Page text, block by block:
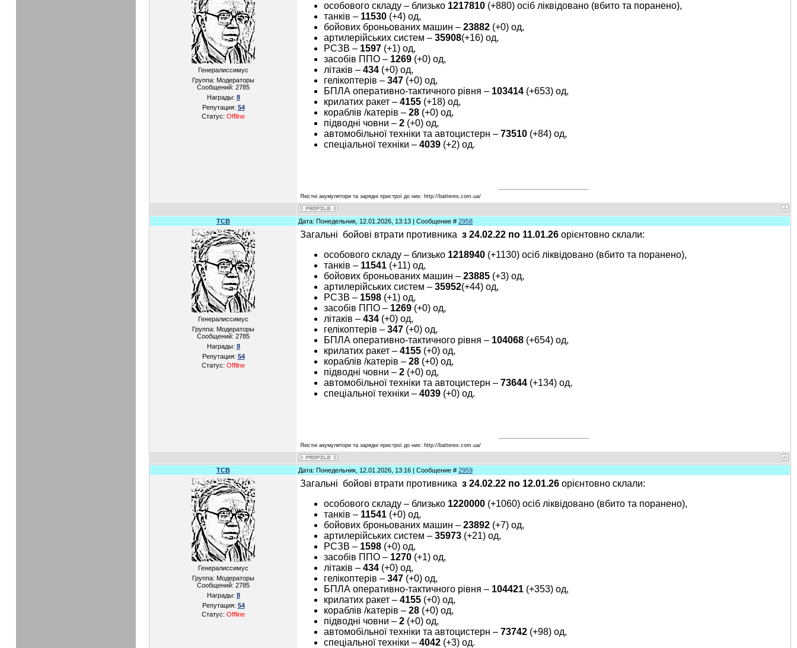
Генералиссимус
Группа: Модераторы
Сообщений: 2785
Награды: 8
Репутация: 54
Статус: Offline
особового складу ‒ близько 1217810 (+880) осіб ліквідовано (вбито та поранено),
танків ‒ 11530 (+4) од,
бойових броньованих машин ‒ 23882 (+0) од,
артилерійських систем – 35908(+16) од,
РСЗВ – 1597 (+1) од,
засобів ППО ‒ 1269 (+0) од,
літаків – 434 (+0) од,
гелікоптерів – 347 (+0) од,
БПЛА оперативно-тактичного рівня – 103414 (+653) од,
крилатих ракет ‒ 4155 (+18) од,
кораблів /катерів ‒ 28 (+0) од,
підводні човни – 2 (+0) од,
автомобільної техніки та автоцистерн – 73510 (+84) од,
спеціальної техніки ‒ 4039 (+2) од.
Якістні акумулятори та зарядні пристрої до них: http://batterex.com.ua/
TCB Дата: Понедельник, 12.01.2026, 13:13 | Сообщение # 2958
Генералиссимус
Группа: Модераторы
Сообщений: 2785
Награды: 8
Репутация: 54
Статус: Offline
Загальні бойові втрати противника з 24.02.22 по 11.01.26 орієнтовно склали:
особового складу ‒ близько 1218940 (+1130) осіб ліквідовано (вбито та поранено),
танків ‒ 11541 (+11) од,
бойових броньованих машин ‒ 23885 (+3) од,
артилерійських систем – 35952(+44) од,
РСЗВ – 1598 (+1) од,
засобів ППО ‒ 1269 (+0) од,
літаків – 434 (+0) од,
гелікоптерів – 347 (+0) од,
БПЛА оперативно-тактичного рівня – 104068 (+654) од,
крилатих ракет ‒ 4155 (+0) од,
кораблів /катерів ‒ 28 (+0) од,
підводні човни – 2 (+0) од,
автомобільної техніки та автоцистерн – 73644 (+134) од,
спеціальної техніки ‒ 4039 (+0) од.
Якістні акумулятори та зарядні пристрої до них: http://batterex.com.ua/
TCB Дата: Понедельник, 12.01.2026, 13:16 | Сообщение # 2959
Генералиссимус
Группа: Модераторы
Сообщений: 2785
Награды: 8
Репутация: 54
Статус: Offline
Загальні бойові втрати противника з 24.02.22 по 12.01.26 орієнтовно склали:
особового складу ‒ близько 1220000 (+1060) осіб ліквідовано (вбито та поранено),
танків ‒ 11541 (+0) од,
бойових броньованих машин ‒ 23892 (+7) од,
артилерійських систем – 35973 (+21) од,
РСЗВ – 1598 (+0) од,
засобів ППО ‒ 1270 (+1) од,
літаків – 434 (+0) од,
гелікоптерів – 347 (+0) од,
БПЛА оперативно-тактичного рівня – 104421 (+353) од,
крилатих ракет ‒ 4155 (+0) од,
кораблів /катерів ‒ 28 (+0) од,
підводні човни – 2 (+0) од,
автомобільної техніки та автоцистерн – 73742 (+98) од,
спеціальної техніки ‒ 4042 (+3) од.